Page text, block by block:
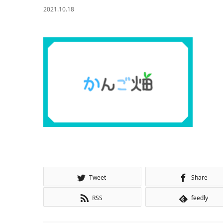
2021.10.18
Tweet Share
RSS feedly